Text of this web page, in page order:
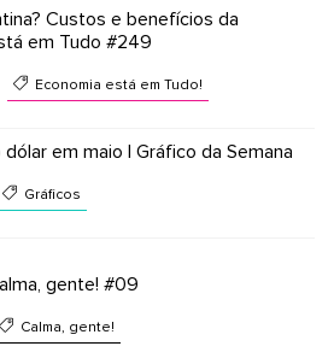
Custos e benefícios da
em Tudo #249
Economia está em Tudo!
em maio | Gráfico da Semana
Gráficos
gente! #09
Calma, gente!